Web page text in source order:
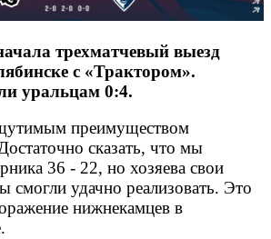
трехматчевый выезд
с «Трактором».
уральцам 0:4.
преимуществом
сказать, что мы
36 - 22, но хозяева свои
смогли удачно реализовать. Это
нижнекамцев в